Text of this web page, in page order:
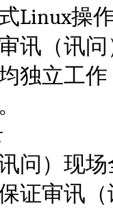
Linux操
讯（讯
独立工
问）现
证审讯